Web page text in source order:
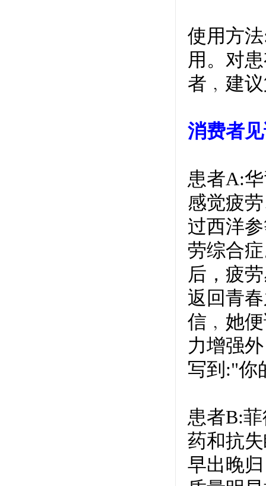
使用方
用。对
者﹐建
消费者
患者A:
感觉疲
过西洋
劳综合
后，疲
返回青
信﹐她
力增强
写到:"你
患者B:
药和抗
早出晚